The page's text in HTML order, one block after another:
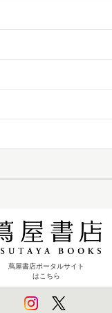
蔦屋書店ポータルサイト
はこちら